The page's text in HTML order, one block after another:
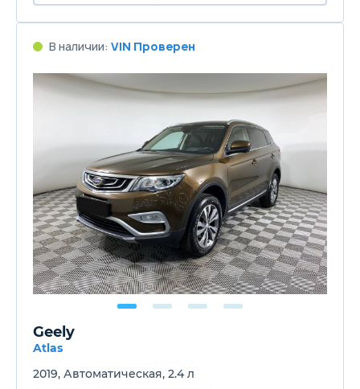
В наличии: VIN Проверен
Geely
Atlas
2019, Автоматическая, 2.4 л